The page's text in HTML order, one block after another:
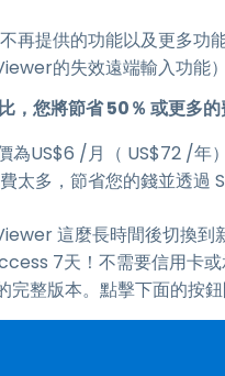
再提供的功能以及更多
的失效遠端輸入功能
您將節省 50％ 或更多的
為US$6 /月（ US$72 /年
多，節省您的錢並透過
這麼長時間後切換
7天！不需要信用卡
整版本。點擊下面的按鈕